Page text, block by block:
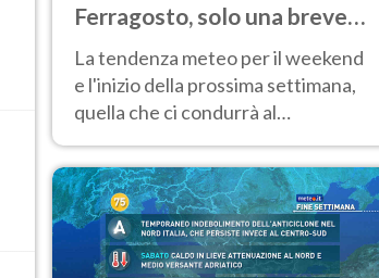
Ferragosto, solo una breve
pausa. Ecco dove
La tendenza meteo per il weekend
e l'inizio della prossima settimana,
quella che ci condurrà al
temperature molto elevate